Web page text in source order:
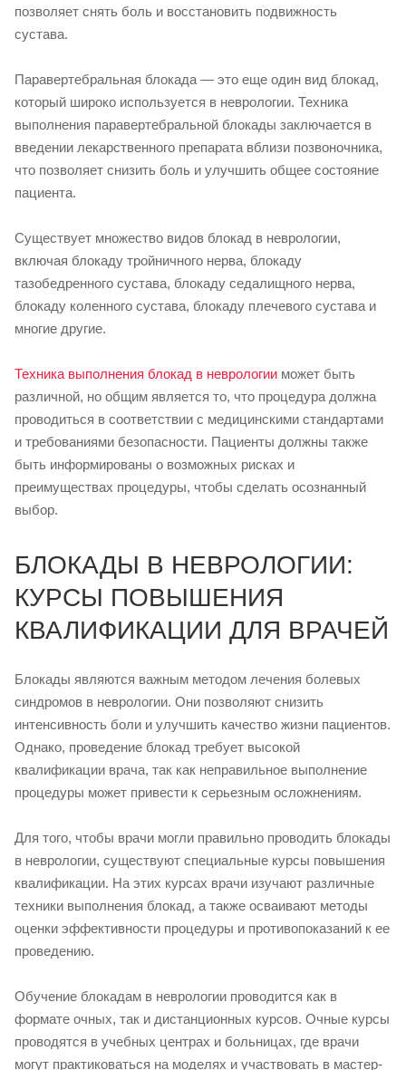
позволяет снять боль и восстановить подвижность
сустава.
Паравертебральная блокада — это еще один вид блокад,
который широко используется в неврологии. Техника
выполнения паравертебральной блокады заключается в
введении лекарственного препарата вблизи позвоночника,
что позволяет снизить боль и улучшить общее состояние
пациента.
Существует множество видов блокад в неврологии,
включая блокаду тройничного нерва, блокаду
тазобедренного сустава, блокаду седалищного нерва,
блокаду коленного сустава, блокаду плечевого сустава и
многие другие.
Техника выполнения блокад в неврологии может быть
различной, но общим является то, что процедура должна
проводиться в соответствии с медицинскими стандартами
и требованиями безопасности. Пациенты должны также
быть информированы о возможных рисках и
преимуществах процедуры, чтобы сделать осознанный
выбор.
БЛОКАДЫ В НЕВРОЛОГИИ:
КУРСЫ ПОВЫШЕНИЯ
КВАЛИФИКАЦИИ ДЛЯ ВРАЧЕЙ
Блокады являются важным методом лечения болевых
синдромов в неврологии. Они позволяют снизить
интенсивность боли и улучшить качество жизни пациентов.
Однако, проведение блокад требует высокой
квалификации врача, так как неправильное выполнение
процедуры может привести к серьезным осложнениям.
Для того, чтобы врачи могли правильно проводить блокады
в неврологии, существуют специальные курсы повышения
квалификации. На этих курсах врачи изучают различные
техники выполнения блокад, а также осваивают методы
оценки эффективности процедуры и противопоказаний к ее
проведению.
Обучение блокадам в неврологии проводится как в
формате очных, так и дистанционных курсов. Очные курсы
проводятся в учебных центрах и больницах, где врачи
могут практиковаться на моделях и участвовать в мастер-